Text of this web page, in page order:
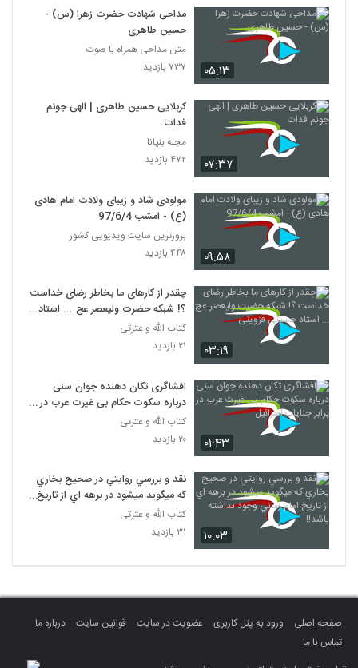
۰۵:۱۳
مداحی شهادت حضرت زهرا (س) -
حسین طاهری
متن مداحی همراه با صوت
۷۳۷ بازدید
۰۷:۳۷
کربلایی حسین طاهری | الهی جونم
فدات
مجله بنیانا
۴۷۲ بازدید
۰۹:۵۸
مولودی شاد و زیبای ولادت امام هادی
(ع) - امشب 97/6/4
بروزترین سایت ویدیویی کشور
۴۴۸ بازدید
۰۳:۱۹
چقدر از کارهای ما بخاطر رضای خداست
؟! شبکه حضرت ولیعصر عج ... استاد
حسینی قزوینی
کتاب الله و عترتی
۲۱ بازدید
۰۱:۴۳
افشاگری تکان دهنده جوان سنی
درباره سکوت حکام بی غیرت عرب در
برابر جنایات اسرائیل
کتاب الله و عترتی
۲۰ بازدید
۱۰:۰۳
نقد و بررسي روايتي در صحيح بخاري
که ميگويد ميشود در برهه اي از تاريخ
امام زماني وجود نداشته باشد!!
کتاب الله و عترتی
۳۱ بازدید
صفحه اصلی ورود به پنل کاربری عضویت در سایت قوانین سایت
درباره ما
تماس با ما